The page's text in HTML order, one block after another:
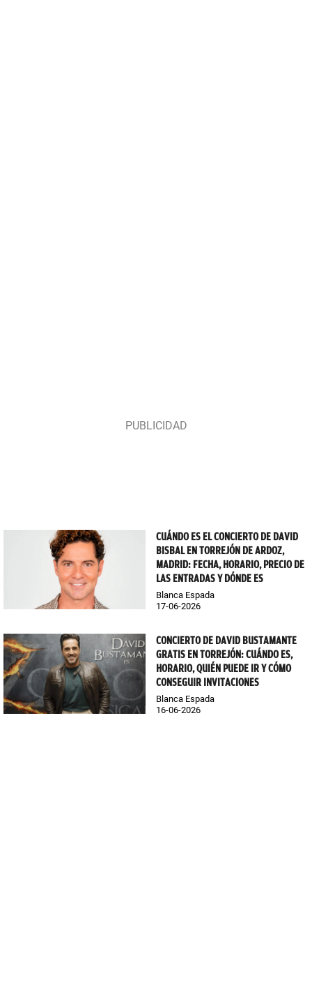
CUÁNDO ES EL CONCIERTO DE DAVID
BISBAL EN TORREJÓN DE ARDOZ,
MADRID: FECHA, HORARIO, PRECIO DE
LAS ENTRADAS Y DÓNDE ES
Blanca Espada
17-06-2026
CONCIERTO DE DAVID BUSTAMANTE
GRATIS EN TORREJÓN: CUÁNDO ES,
HORARIO, QUIÉN PUEDE IR Y CÓMO
CONSEGUIR INVITACIONES
Blanca Espada
16-06-2026